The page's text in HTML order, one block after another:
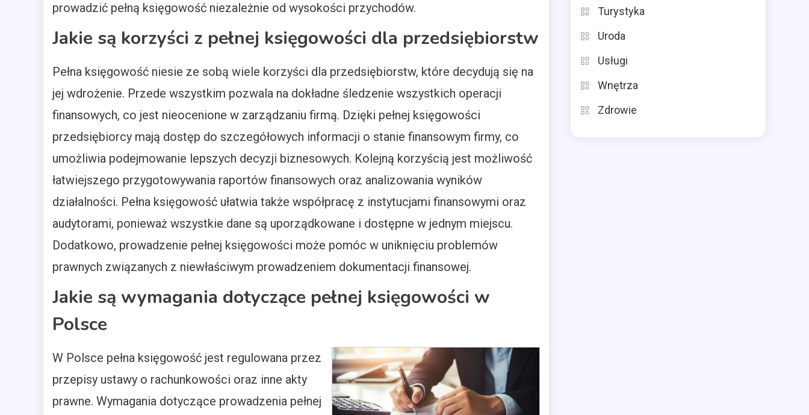
prowadzić pełną księgowość niezależnie od wysokości przychodów.
Jakie są korzyści z pełnej księgowości dla przedsiębiorstw
Pełna księgowość niesie ze sobą wiele korzyści dla przedsiębiorstw, które decydują się na
jej wdrożenie. Przede wszystkim pozwala na dokładne śledzenie wszystkich operacji
finansowych, co jest nieocenione w zarządzaniu firmą. Dzięki pełnej księgowości
przedsiębiorcy mają dostęp do szczegółowych informacji o stanie finansowym firmy, co
umożliwia podejmowanie lepszych decyzji biznesowych. Kolejną korzyścią jest możliwość
łatwiejszego przygotowywania raportów finansowych oraz analizowania wyników
działalności. Pełna księgowość ułatwia także współpracę z instytucjami finansowymi oraz
audytorami, ponieważ wszystkie dane są uporządkowane i dostępne w jednym miejscu.
Dodatkowo, prowadzenie pełnej księgowości może pomóc w uniknięciu problemów
prawnych związanych z niewłaściwym prowadzeniem dokumentacji finansowej.
Jakie są wymagania dotyczące pełnej księgowości w
Polsce
W Polsce pełna księgowość jest regulowana przez
przepisy ustawy o rachunkowości oraz inne akty
prawne. Wymagania dotyczące prowadzenia pełnej
Turystyka
Uroda
Usługi
Wnętrza
Zdrowie